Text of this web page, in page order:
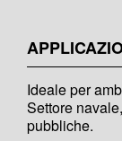
Ideale per
Settore
pubbliche.